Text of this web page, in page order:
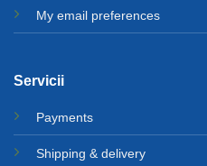
My email preferences
Servicii
Payments
Shipping & delivery